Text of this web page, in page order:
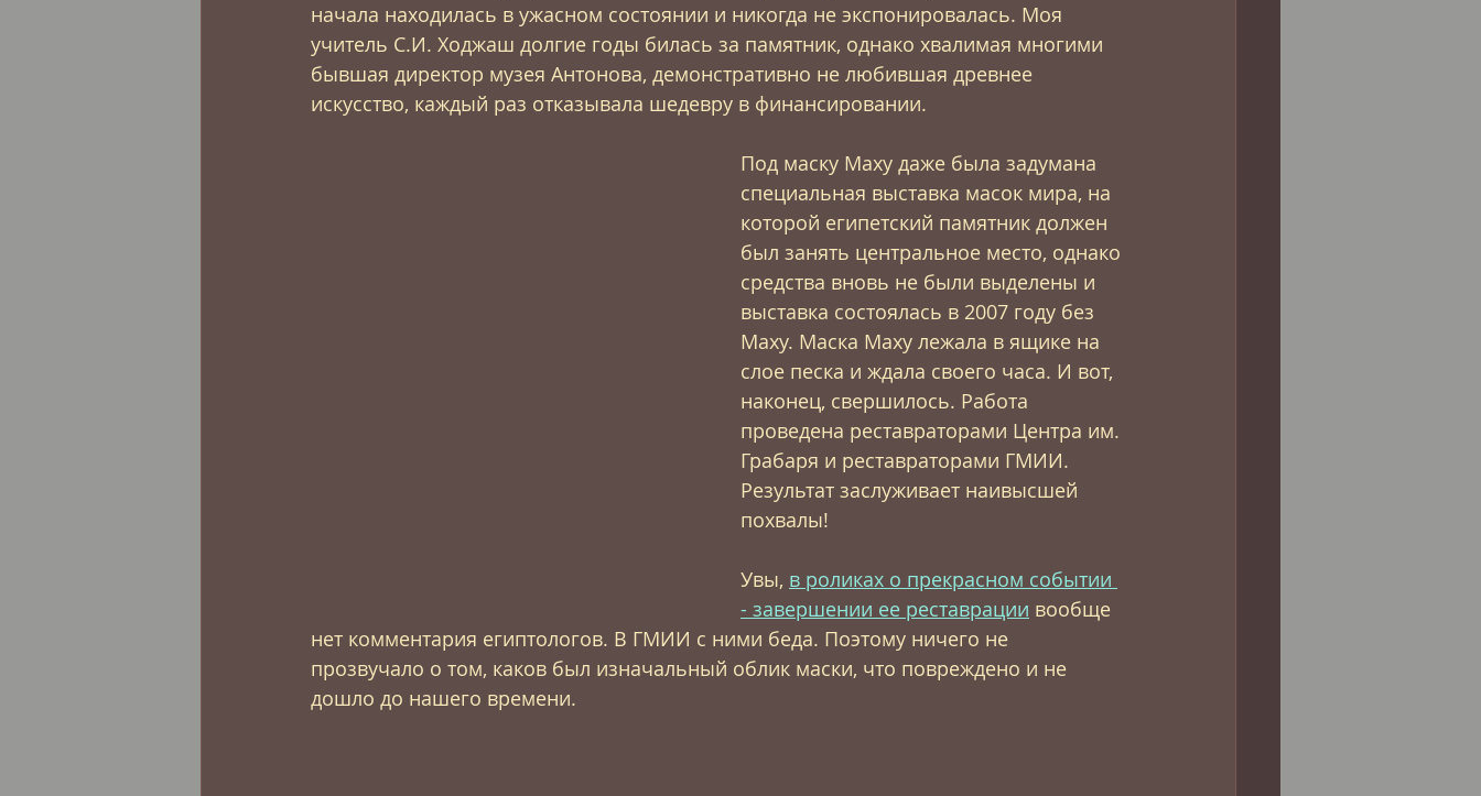
начала находилась в ужасном состоянии и никогда не экспонировалась. Моя
учитель С.И. Ходжаш долгие годы билась за памятник, однако хвалимая многими
бывшая директор музея Антонова, демонстративно не любившая древнее
искусство, каждый раз отказывала шедевру в финансировании.
Под маску Маху даже была задумана
специальная выставка масок мира, на
которой египетский памятник должен
был занять центральное место, однако
средства вновь не были выделены и
выставка состоялась в 2007 году без
Маху. Маска Маху лежала в ящике на
слое песка и ждала своего часа. И вот,
наконец, свершилось. Работа
проведена реставраторами Центра им.
Грабаря и реставраторами ГМИИ.
Результат заслуживает наивысшей
похвалы!
Увы, в роликах о прекрасном событии
- завершении ее реставрации вообще
нет комментария египтологов. В ГМИИ с ними беда. Поэтому ничего не
прозвучало о том, каков был изначальный облик маски, что повреждено и не
дошло до нашего времени.